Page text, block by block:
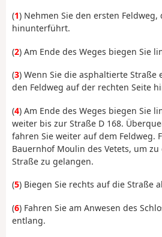
(1) Nehmen Sie den ersten Feldweg,
hinunterführt.
(2) Am Ende des Weges biegen Sie
(3) Wenn Sie die asphaltierte Straße
den Feldweg auf der rechten Seite
(4) Am Ende des Weges biegen Sie
weiter bis zur Straße D 168.
fahren Sie weiter auf dem Feldweg.
Bauernhof Moulin des Vetets, um
Straße zu gelangen.
(5) Biegen Sie rechts auf die Straße
(6) Fahren Sie am Anwesen des
entlang.